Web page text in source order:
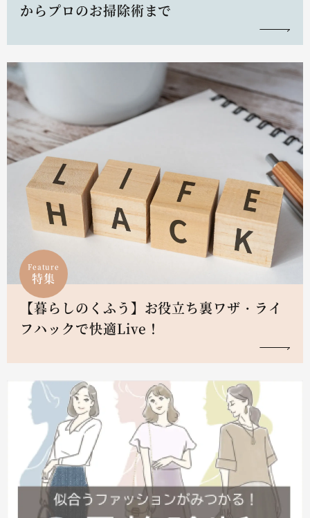
からプロのお掃除術まで
Feature
特集
【暮らしのくふう】お役立ち裏ワザ・ライ
フハックで快適Live！